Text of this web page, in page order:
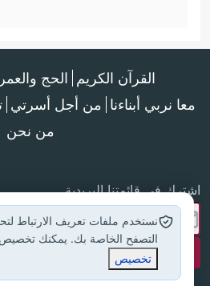
القرآن الكريم الحج
معا نربي أبناءنا من أجل أسرتي
من نحن
اشترك في قائمتنا البريدية
نستخدم ملفات تعريف الارتباط
التصفح الخاصة بك. يمكنك تخصيص
تخصيص